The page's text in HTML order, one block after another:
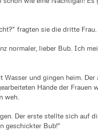
fragten sie die dritte Frau.
normaler, lieber Bub. Ich
und gingen heim.
Hände der Frauen
weh.
Der erste stellte sich auf
geschickter Bub!“